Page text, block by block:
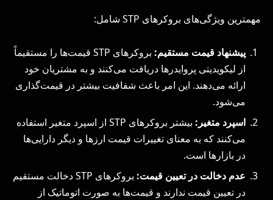
مهمترین ویژگی‌های بروکرهای STP شامل:
پیشنهاد قیمت مستقیم:
بروکرهای STP قیمت‌ها را مستقیماً
از لیکویدیتی پروایدرها دریافت می‌کنند و به مشتریان خود
ارائه می‌دهند. این امر باعث شفافیت بیشتر در قیمت‌گذاری
می‌شود.
اسپرد متغیر:
بیشتر بروکرهای STP از اسپرد متغیر استفاده
می‌کنند که به معنای تغییرات قیمت ارزها و دیگر دارایی‌ها
در بازارها است.
عدم دخالت در تعیین قیمت:
بروکرهای STP دخالت مستقیم
در تعیین قیمت ندارند و قیمت‌ها به صورت اتوماتیک از